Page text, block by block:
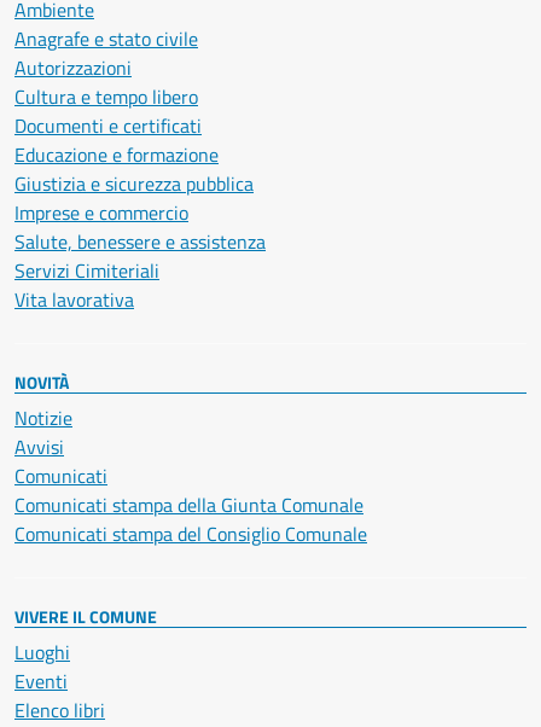
Ambiente
Anagrafe e stato civile
Autorizzazioni
Cultura e tempo libero
Documenti e certificati
Educazione e formazione
Giustizia e sicurezza pubblica
Imprese e commercio
Salute, benessere e assistenza
Servizi Cimiteriali
Vita lavorativa
NOVITÀ
Notizie
Avvisi
Comunicati
Comunicati stampa della Giunta Comunale
Comunicati stampa del Consiglio Comunale
VIVERE IL COMUNE
Luoghi
Eventi
Elenco libri